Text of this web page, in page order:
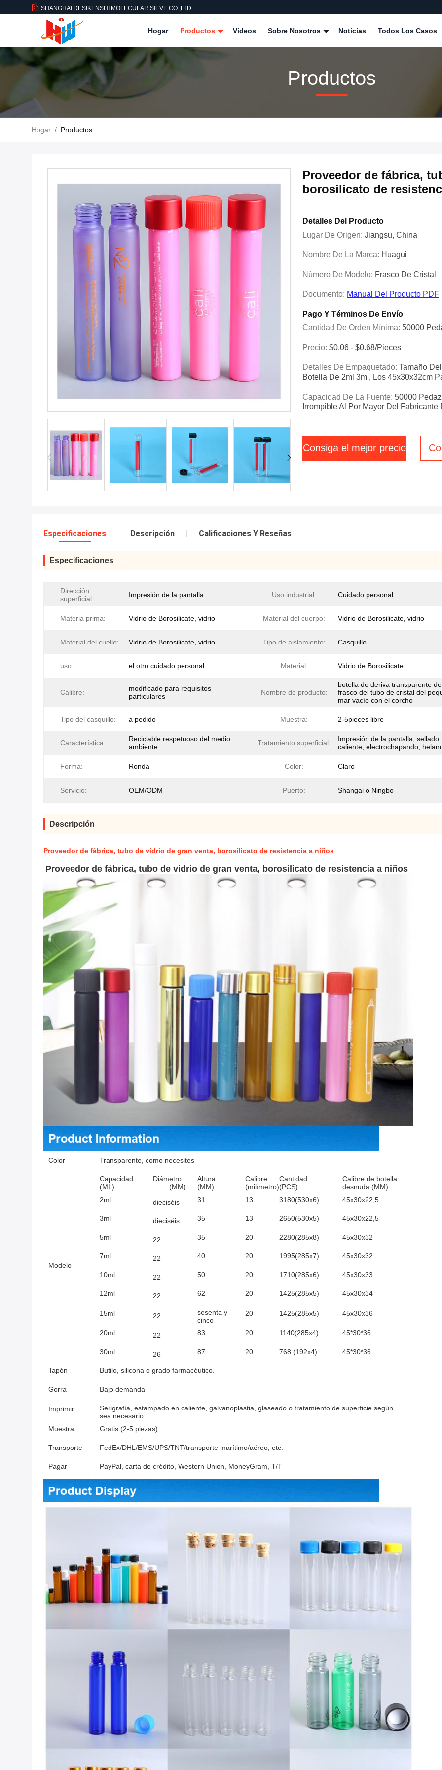
SHANGHAI DESIKENSHI MOLECULAR SIEVE CO.,LTD
Hogar Productos Videos Sobre Nosotros Noticias Todos Los Casos
Productos
Hogar / Productos
Proveedor de fábrica,
borosilicato de
Detalles Del Producto
Lugar De Origen: Jiangsu, China
Nombre De La Marca: Huagui
Número De Modelo: Frasco De Cristal
Documento: Manual Del Producto PDF
Pago Y Términos De Envío
Cantidad De Orden Mínima: 50000
Precio: $0.06 - $0.68/pieces
Detalles De Empaquetado: Tamaño
Botella De 2ml 3ml, Los 45x30x32cm
Capacidad De La Fuente: 50000
Irrompible Al Por Mayor Del Fabricante
Consiga el mejor precio
Especificaciones Descripción Calificaciones Y Reseñas
Especificaciones
Dirección
superficial:
Impresión de la pantalla Uso industrial: Cuidado personal
Materia prima: Vidrio de Borosilicate, vidrio Material del cuerpo: Vidrio de Borosilicate, vidrio
Material del cuello: Vidrio de Borosilicate, vidrio Tipo de aislamiento: Casquillo
uso: el otro cuidado personal Material: Vidrio de Borosilicate
Calibre:
modificado para requisitos
particulares
Nombre de producto:
botella de deriva transparente
frasco del tubo de cristal del
mar vacío con el corcho
Tipo del casquillo: a pedido Muestra: 2-5pieces libre
Característica:
Reciclable respetuoso del medio
ambiente
Tratamiento superficial:
Impresión de la pantalla, sellado
caliente, electrochapando,
Forma: Ronda Color: Claro
Servicio: OEM/ODM Puerto: Shangai o Ningbo
Descripción
Proveedor de fábrica, tubo de vidrio de gran venta, borosilicato de resistencia a niños
Proveedor de fábrica, tubo de vidrio de gran venta, borosilicato de resistencia a niños
Color Transparente, como necesites
Modelo
Capacidad
(ML)
Diámetro
(MM)
Altura
(MM)
Calibre
(milímetro)
Cantidad
(PCS)
Calibre de botella
desnuda (MM)
2ml
dieciséis 31 13 3180(530x6) 45x30x22,5
3ml dieciséis 35 13 2650(530x5) 45x30x22,5
5ml 22 35 20 2280(285x8) 45x30x32
7ml 22 40 20 1995(285x7) 45x30x32
10ml 22 50 20 1710(285x6) 45x30x33
12ml 22 62 20 1425(285x5) 45x30x34
15ml 22
sesenta y
cinco
20 1425(285x5) 45x30x36
20ml 22 83 20 1140(285x4) 45*30*36
30ml 26 87 20 768 (192x4) 45*30*36
Tapón Butilo, silicona o grado farmacéutico.
Gorra Bajo demanda
Imprimir
Serigrafía, estampado en caliente, galvanoplastia, glaseado o tratamiento de superficie según
sea necesario
Muestra
Gratis (2-5 piezas)
Transporte FedEx/DHL/EMS/UPS/TNT/transporte marítimo/aéreo, etc.
Pagar PayPal, carta de crédito, Western Union, MoneyGram, T/T